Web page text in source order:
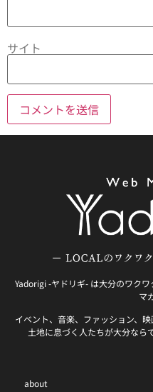
サイト
Yadorigi -ヤドリギ- は大分のワク
マ
イベント、音楽、ファッション、
土地に息づく人たちが大分なら
about